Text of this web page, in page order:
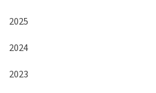
2025
2024
2023